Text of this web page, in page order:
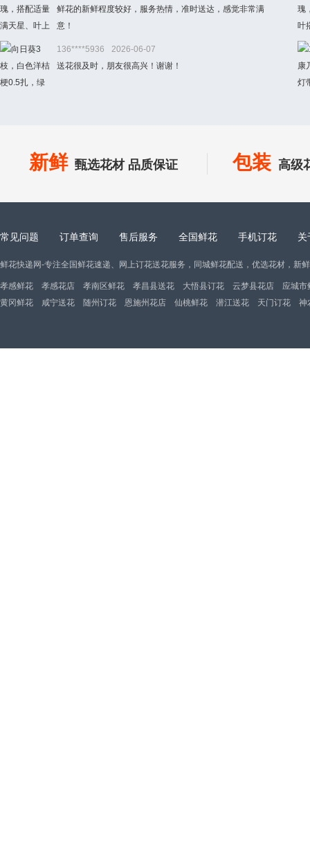
鲜花的新鲜程度较好，服务热情，准时送达，感觉非常满
意！
136****5936
2026-06-07
送花很及时，朋友很高兴！谢谢！
新鲜 甄选花材 品质保证 包装 高级
常见问题 订单查询 售后服务 全国鲜花 手机订花 关
鲜花快递网-专注全国鲜花速递、网上订花送花服务，同城鲜花配送，优选花材，新
孝感鲜花 孝感花店 孝南区鲜花 孝昌县送花 大悟县订花 云梦县花店
应城市
黄冈鲜花
咸宁送花 随州订花 恩施州花店 仙桃鲜花 潜江送花 天门订花 神